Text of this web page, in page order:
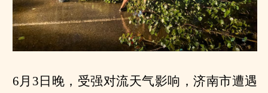
6月3日晚，受强对流天气影响，济南市遭遇